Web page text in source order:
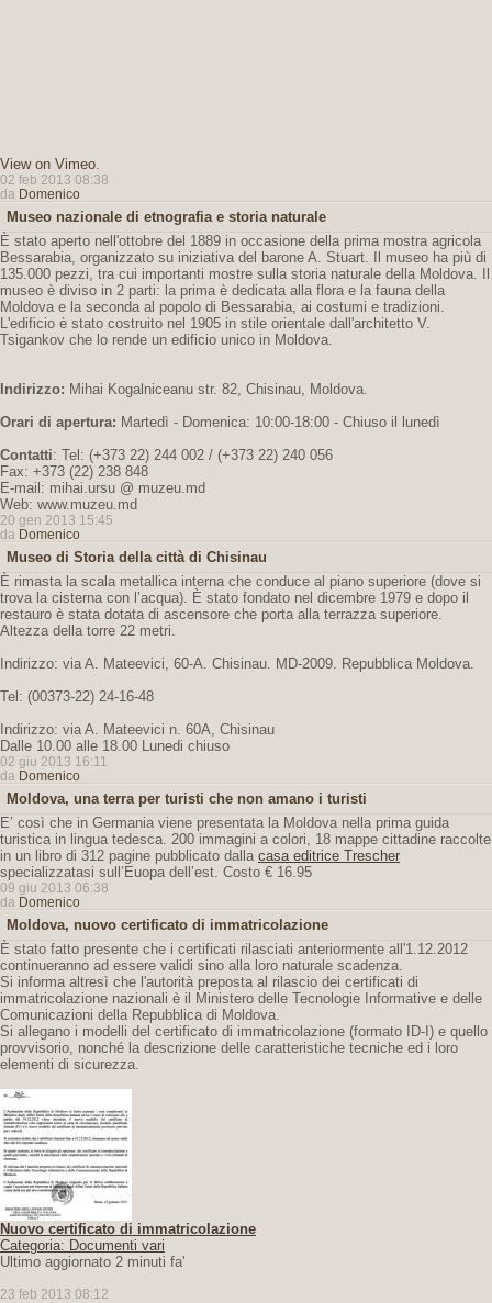
View on Vimeo.
02 feb 2013 08:38
da Domenico
Museo nazionale di etnografia e storia naturale
È stato aperto nell'ottobre del 1889 in occasione della prima mostra agricola
Bessarabia, organizzato su iniziativa del barone A. Stuart. Il museo ha più di
135.000 pezzi, tra cui importanti mostre sulla storia naturale della Moldova. Il
museo è diviso in 2 parti: la prima è dedicata alla flora e la fauna della
Moldova e la seconda al popolo di Bessarabia, ai costumi e tradizioni.
L'edificio è stato costruito nel 1905 in stile orientale dall'architetto V.
Tsigankov che lo rende un edificio unico in Moldova.
Indirizzo: Mihai Kogalniceanu str. 82, Chisinau, Moldova.
Orari di apertura: Martedì - Domenica: 10:00-18:00 - Chiuso il lunedì
Contatti: Tel: (+373 22) 244 002 / (+373 22) 240 056
Fax: +373 (22) 238 848
E-mail: mihai.ursu @ muzeu.md
Web: www.muzeu.md
20 gen 2013 15:45
da Domenico
Museo di Storia della città di Chisinau
È rimasta la scala metallica interna che conduce al piano superiore (dove si
trova la cisterna con l’acqua). È stato fondato nel dicembre 1979 e dopo il
restauro è stata dotata di ascensore che porta alla terrazza superiore.
Altezza della torre 22 metri.
Indirizzo: via A. Mateevici, 60-A. Chisinau. MD-2009. Repubblica Moldova.
Tel: (00373-22) 24-16-48
Indirizzo: via A. Mateevici n. 60A, Chisinau
Dalle 10.00 alle 18.00 Lunedi chiuso
02 giu 2013 16:11
da Domenico
Moldova, una terra per turisti che non amano i turisti
E’ così che in Germania viene presentata la Moldova nella prima guida
turistica in lingua tedesca. 200 immagini a colori, 18 mappe cittadine raccolte
in un libro di 312 pagine pubblicato dalla casa editrice Trescher
specializzatasi sull’Euopa dell’est. Costo € 16.95
09 giu 2013 06:38
da Domenico
Moldova, nuovo certificato di immatricolazione
È stato fatto presente che i certificati rilasciati anteriormente all'1.12.2012
continueranno ad essere validi sino alla loro naturale scadenza.
Si informa altresì che l'autorità preposta al rilascio dei certificati di
immatricolazione nazionali è il Ministero delle Tecnologie Informative e delle
Comunicazioni della Repubblica di Moldova.
Si allegano i modelli del certificato di immatricolazione (formato ID-I) e quello
provvisorio, nonché la descrizione delle caratteristiche tecniche ed i loro
elementi di sicurezza.
Nuovo certificato di immatricolazione
Categoria: Documenti vari
Ultimo aggiornato 2 minuti fa'
23 feb 2013 08:12